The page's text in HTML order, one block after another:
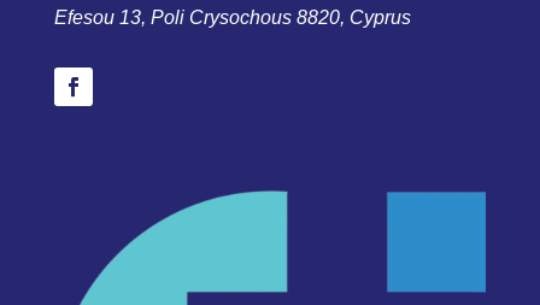
Efesou 13, Poli Crysochous 8820, Cyprus